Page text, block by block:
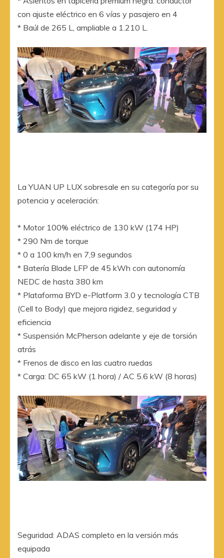
con ajuste eléctrico en 6 vías y pasajero en 4
* Baúl de 265 L, ampliable a 1.210 L.
La YUAN UP LUX sobresale en su categoría por su
potencia y aceleración:
* Motor 100% eléctrico de 130 kW (174 HP)
* 290 Nm de torque
* 0 a 100 km/h en 7,9 segundos
* Batería Blade LFP de 45 kWh con autonomía
NEDC de hasta 380 km
* Plataforma BYD e-Platform 3.0 y tecnología CTB
(Cell to Body) que mejora rigidez, seguridad y
eficiencia
* Suspensión McPherson adelante y eje de torsión
atrás
* Frenos de disco en las cuatro ruedas
* Carga: DC 65 kW (1 hora) / AC 5.6 kW (8 horas)
Seguridad: ADAS completo en la versión más
equipada